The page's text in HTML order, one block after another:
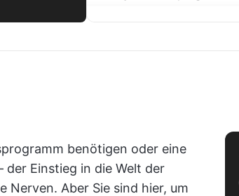
benötigen oder eine
Einstieg in die Welt der
Aber Sie sind hier, um